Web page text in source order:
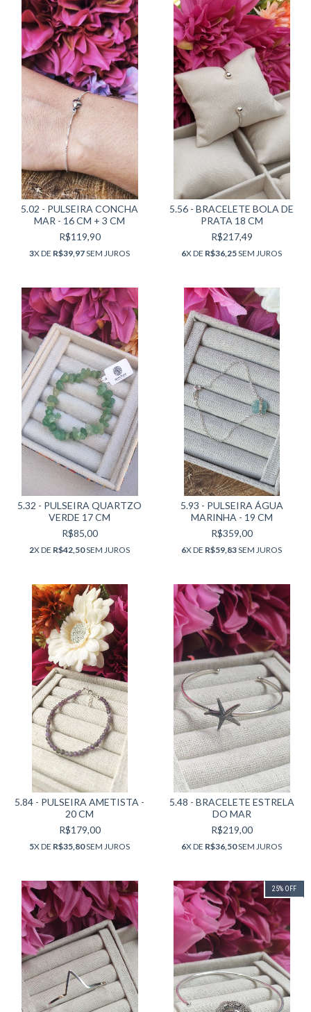
5.02 - PULSEIRA CONCHA
MAR - 16 CM + 3 CM
R$119,90
3X DE R$39,97SEM JUROS
5.56 - BRACELETE BOLA DE
PRATA 18 CM
R$217,49
6X DE R$36,25SEM JUROS
5.32 - PULSEIRA QUARTZO
VERDE 17 CM
R$85,00
2X DE R$42,50SEM JUROS
5.93 - PULSEIRA ÁGUA
MARINHA - 19 CM
R$359,00
6X DE R$59,83SEM JUROS
5.84 - PULSEIRA AMETISTA -
20 CM
R$179,00
5X DE R$35,80SEM JUROS
5.48 - BRACELETE ESTRELA
DO MAR
R$219,00
6X DE R$36,50SEM JUROS
25% OFF